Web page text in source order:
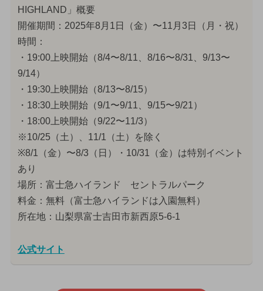
HIGHLAND」概要
開催期間：2025年8月1日（金）〜11月3日（月・祝）
時間：
・19:00上映開始（8/4〜8/11、8/16〜8/31、9/13〜
9/14）
・19:30上映開始（8/13〜8/15）
・18:30上映開始（9/1〜9/11、9/15〜9/21）
・18:00上映開始（9/22〜11/3）
※10/25（土）、11/1（土）を除く
※8/1（金）〜8/3（日）・10/31（金）は特別イベント
あり
場所：富士急ハイランド セントラルパーク
料金：無料（富士急ハイランドは入園無料）
所在地：山梨県富士吉田市新西原5-6-1
公式サイト